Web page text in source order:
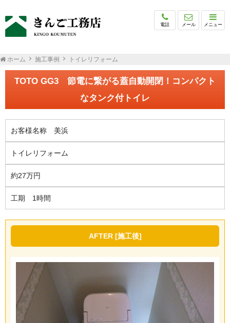
電話 メール メニュー
ホーム 施工事例 トイレリフォーム
TOTO GG3 節電に繋がる蓋自動開閉！コンパクト
なタンク付トイレ
お客様名称 美浜
トイレリフォーム
約27万円
工期 1時間
AFTER [施工後]